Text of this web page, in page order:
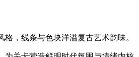
，线条与色块洋溢复古艺术韵味。